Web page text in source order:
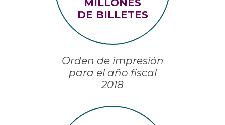
MILLONES
DE BILLETES
Orden de impresión
para el año fiscal
2018